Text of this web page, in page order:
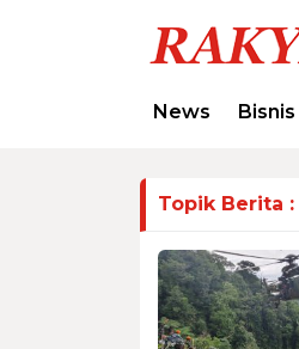
News Bisnis
Topik Berita :